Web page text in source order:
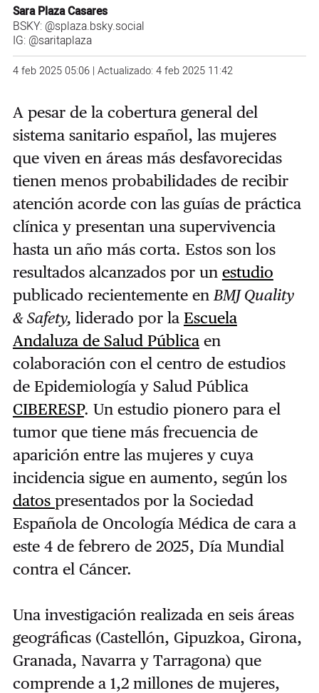
Sara Plaza Casares
BSKY: @splaza.bsky.social
IG: @saritaplaza
4 feb 2025 05:06 | Actualizado: 4 feb 2025 11:42
A pesar de la cobertura general del
sistema sanitario español, las mujeres
que viven en áreas más desfavorecidas
tienen menos probabilidades de recibir
atención acorde con las guías de práctica
clínica y presentan una supervivencia
hasta un año más corta. Estos son los
resultados alcanzados por un estudio
publicado recientemente en BMJQuality
& Safety, liderado por la Escuela
Andaluza de Salud Públicaen
colaboración con el centro de estudios
de Epidemiología y Salud Pública
CIBERESP. Un estudio pionero para el
tumor que tiene más frecuencia de
aparición entre las mujeres y cuya
incidencia sigue en aumento, según los
datos presentados por la Sociedad
Española de Oncología Médica de cara a
este 4 de febrero de 2025, Día Mundial
contra el Cáncer.
Una investigación realizada en seis áreas
geográficas (Castellón, Gipuzkoa, Girona,
Granada, Navarra y Tarragona) que
comprende a 1,2 millones de mujeres,